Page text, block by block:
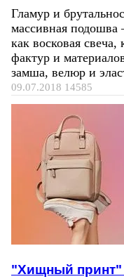
Гламур и
массивная подошва
как восковая
фактур и
замша, велюр и
09.07.2018 14585
"Хищный принт"